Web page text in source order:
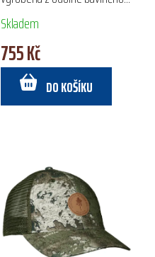
polyesterové směsi.
Disponuje 3D vyšívaným
logem Beretta, praktickým
nastavitelným zapínáním...
Skladem
755 Kč
DO KOŠÍKU